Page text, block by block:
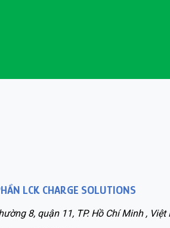
LCK CHARGE SOLUTIONS
8, quận 11, TP. Hồ Chí Minh , Việt